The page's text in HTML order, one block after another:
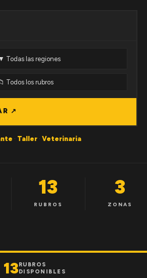
↗
· Taller · Veterinaria
13
RUBROS
3
ZONAS
13RUBROS
DISPONIBLES